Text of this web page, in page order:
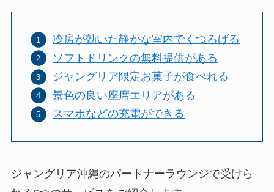
冷房が効いた静かな室内でくつろげる
ソフトドリンクの無料提供がある
ジャングリア限定お菓子が食べれる
景色の良い座席エリアがある
スマホなどの充電ができる
ジャングリア沖縄のパートナーラウンジで受けら